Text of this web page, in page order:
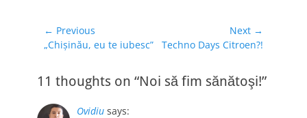
Navigare
în
← Previous
Previous
„Chişinău, eu te iubesc”
Next →
Next
Techno Days Citroen?!
11 thoughts on “Noi să fim sănătoşi!”
Ovidiu says: